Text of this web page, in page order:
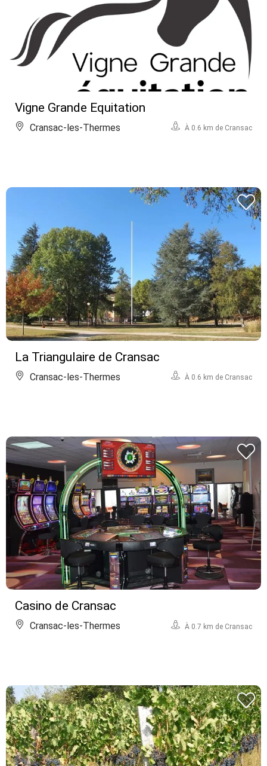
Vigne Grande Equitation
Cransac-les-Thermes À 0.6 km de Cransac
La Triangulaire de Cransac
Cransac-les-Thermes À 0.6 km de Cransac
Casino de Cransac
Cransac-les-Thermes À 0.7 km de Cransac